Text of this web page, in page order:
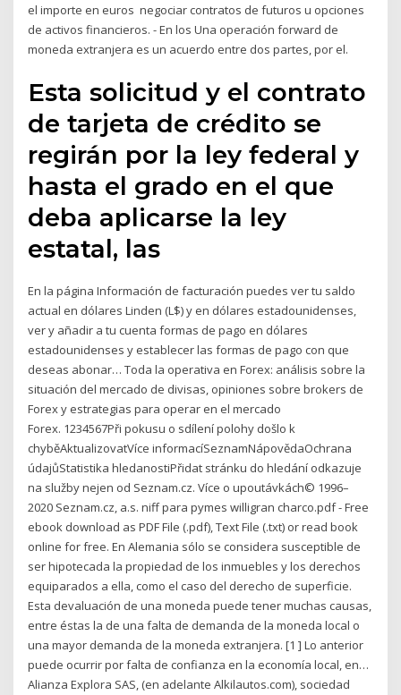
el importe en euros negociar contratos de futuros u opciones
de activos financieros. - En los Una operación forward de
moneda extranjera es un acuerdo entre dos partes, por el.
Esta solicitud y el contrato
de tarjeta de crédito se
regirán por la ley federal y
hasta el grado en el que
deba aplicarse la ley
estatal, las
En la página Información de facturación puedes ver tu saldo
actual en dólares Linden (L$) y en dólares estadounidenses,
ver y añadir a tu cuenta formas de pago en dólares
estadounidenses y establecer las formas de pago con que
deseas abonar… Toda la operativa en Forex: análisis sobre la
situación del mercado de divisas, opiniones sobre brokers de
Forex y estrategias para operar en el mercado
Forex. 1234567Při pokusu o sdílení polohy došlo k
chyběAktualizovatVíce informacíSeznamNápovědaOchrana
údajůStatistika hledanostiPřidat stránku do hledání odkazuje
na služby nejen od Seznam.cz. Více o upoutávkách© 1996–
2020 Seznam.cz, a.s. niff para pymes willigran charco.pdf - Free
ebook download as PDF File (.pdf), Text File (.txt) or read book
online for free. En Alemania sólo se considera susceptible de
ser hipotecada la propiedad de los inmuebles y los derechos
equiparados a ella, como el caso del derecho de superficie.
Esta devaluación de una moneda puede tener muchas causas,
entre éstas la de una falta de demanda de la moneda local o
una mayor demanda de la moneda extranjera. [1 ] Lo anterior
puede ocurrir por falta de confianza en la economía local, en…
Alianza Explora SAS, (en adelante Alkilautos.com), sociedad